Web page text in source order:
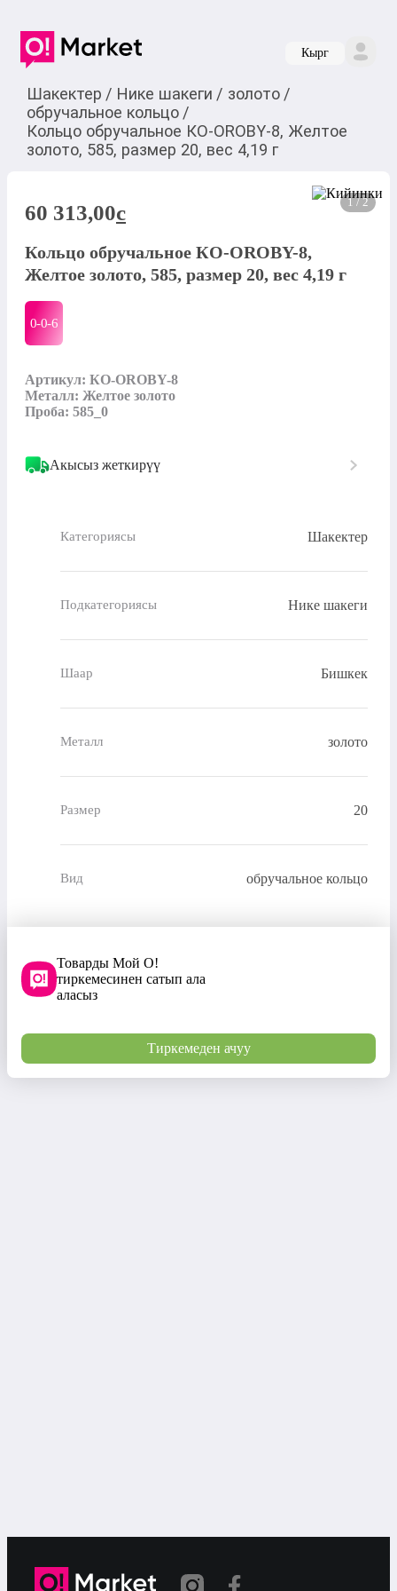
Кырг
Шакектер / Нике шакеги / золото /
обручальное кольцо /
Кольцо обручальное КО-OROBY-8, Желтое
золото, 585, размер 20, вес 4,19 г
1 / 2
60 313,00c
Кольцо обручальное КО-OROBY-8,
Желтое золото, 585, размер 20, вес 4,19 г
0-0-6
Артикул: КО-OROBY-8
Металл: Желтое золото
Проба: 585_0
Акысыз жеткирүү
Категориясы Шакектер
Подкатегориясы Нике шакеги
Шаар Бишкек
Металл золото
Размер 20
Вид обручальное кольцо
Товарды Мой О!
тиркемесинен сатып ала
аласыз
Тиркемеден ачуу